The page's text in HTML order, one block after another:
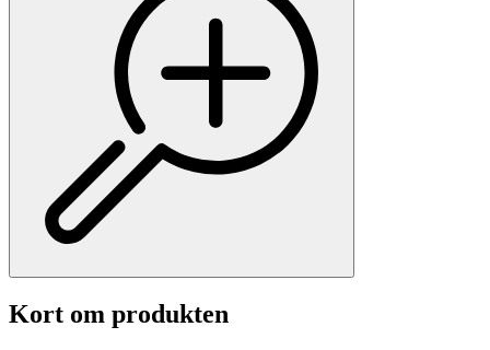
Kort om produkten